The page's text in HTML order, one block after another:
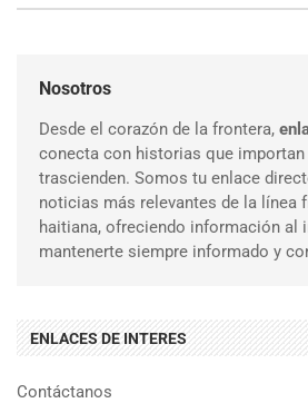
Nosotros
Desde el corazón de la frontera,
conecta con historias que
trascienden. Somos tu enlace
noticias más relevantes de la línea
haitiana, ofreciendo información al
mantenerte siempre informado y
ENLACES DE INTERES
Contáctanos